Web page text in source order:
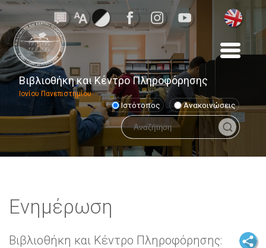
Βιβλιοθήκη και Κέντρο Πληροφόρησης
Ιονίου Πανεπιστημίου
Ιστότοπος Ανακοινώσεις
Ενημέρωση
Βιβλιοθήκη και Κέντρο Πληροφόρησης: